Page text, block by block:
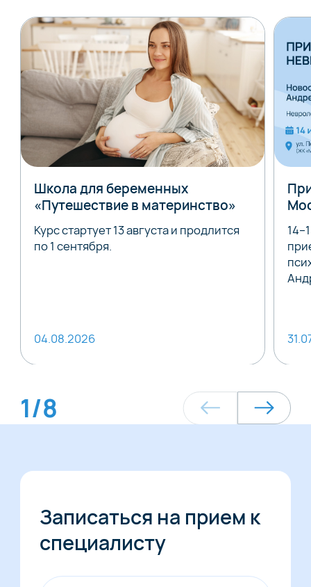
Школа для беременных
«Путешествие в материнство»
Курс стартует 13 августа и продлится
по 1 сентября.
04.08.2026
1/8
Записаться на прием к
специалисту